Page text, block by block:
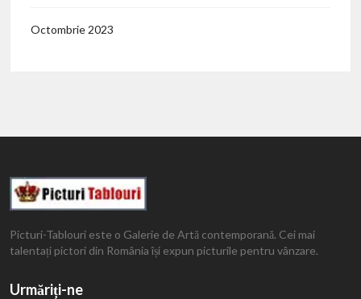
Octombrie 2023
Picturi-Tablouri este o Galerie de Artă contemporană. Cei mai
talentați pictori din România își expun picturile pentru vânzare.
Urmăriți-ne